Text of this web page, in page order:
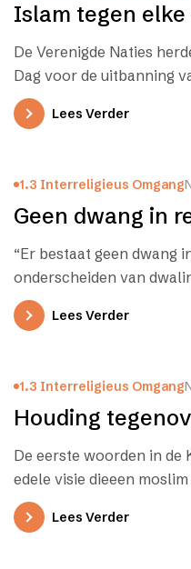
Islam tegen
De Verenigde Naties
Dag voor de uitbanning
Lees Verder
1.3 Interreligieus Omgang
Geen dwang in
“Er bestaat geen dwang
onderscheiden van
Lees Verder
1.3 Interreligieus Omgang
Houding
De eerste woorden in de
edele visie dieeen
Lees Verder